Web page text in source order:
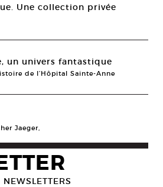
Une collection privée
un univers fantastique
de l’Hôpital Sainte-Anne
Jaeger,